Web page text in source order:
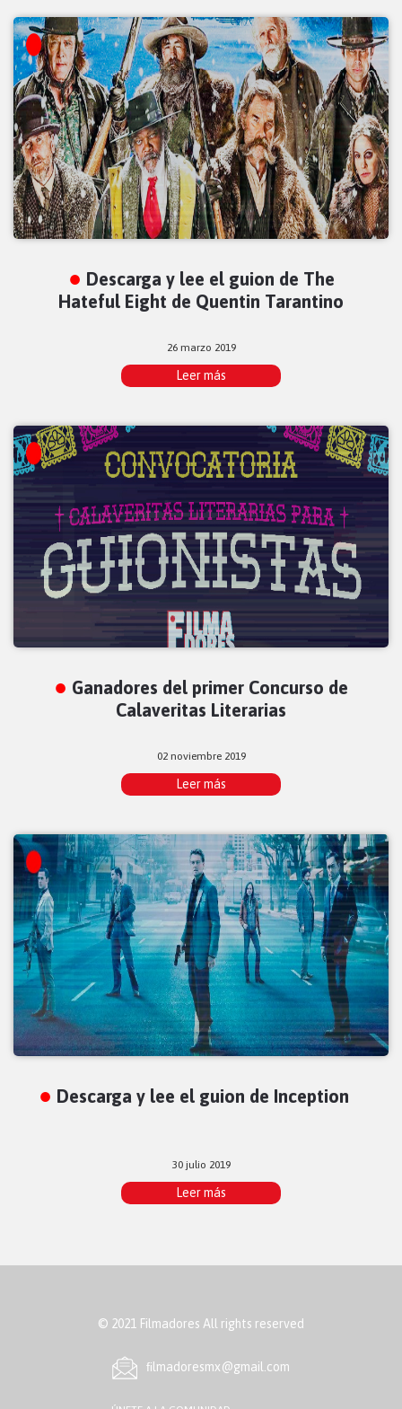
Descarga y lee el guion de The
Hateful Eight de Quentin Tarantino
26 marzo 2019
Leer más
Ganadores del primer Concurso de
Calaveritas Literarias
02 noviembre 2019
Leer más
Descarga y lee el guion de Inception
30 julio 2019
Leer más
© 2021 Filmadores All rights reserved
ﬁlmadoresmx@gmail.com